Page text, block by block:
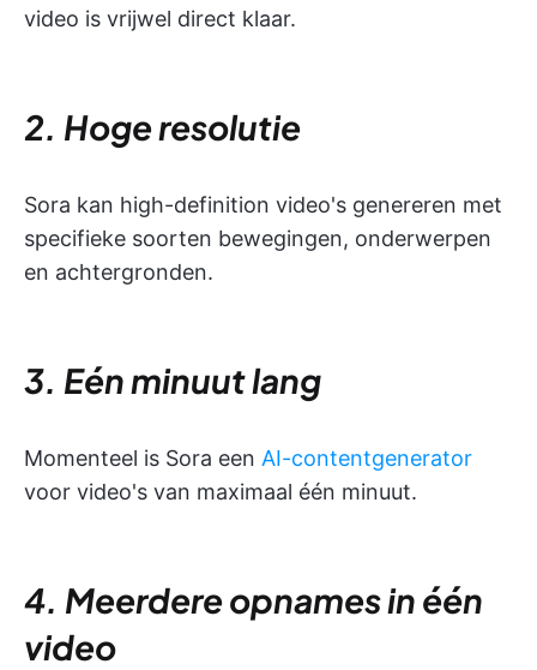
video is vrijwel direct klaar.
2. Hoge resolutie
Sora kan high-definition video's genereren met
specifieke soorten bewegingen, onderwerpen
en achtergronden.
3. Eén minuut lang
Momenteel is Sora een AI-contentgenerator
voor video's van maximaal één minuut.
4. Meerdere opnames in één
video